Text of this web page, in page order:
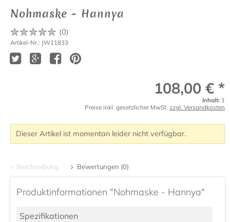
Nohmaske - Hannya
(0)
Artikel-Nr.: JW11833
108,00 € *
Inhalt: 1
Preise inkl. gesetzlicher MwSt. zzgl. Versandkosten
Dieser Artikel ist momentan leider nicht verfügbar.
Beschreibung Bewertungen (0)
Produktinformationen "Nohmaske - Hannya"
Spezifikationen